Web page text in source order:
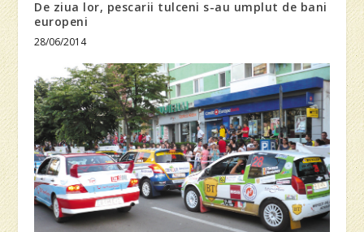
De ziua lor, pescarii tulceni s-au umplut de bani
europeni
28/06/2014